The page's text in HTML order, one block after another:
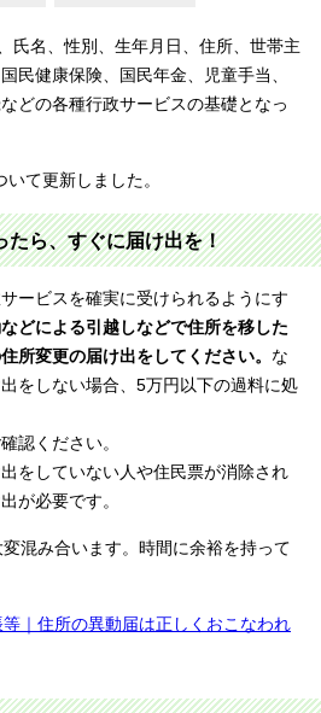
氏名、性別、生年月日、住所、世帯主
民健康保険、国民年金、児童手当、
どの各種行政サービスの基礎となっ
て更新しました。
たら、すぐに届け出を！
ービスを確実に受けられるようにす
どによる引越しなどで住所を移した
所変更の届け出をしてください。 な
をしない場合、5万円以下の過料に処
認ください。
をしていない人や住民票が消除され
が必要です。
混み合います。時間に余裕を持って
｜住所の異動届は正しくおこなわれ